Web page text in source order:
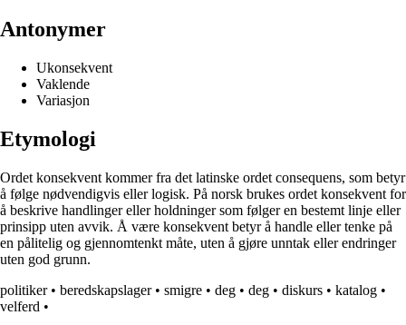
Antonymer
Ukonsekvent
Vaklende
Variasjon
Etymologi
Ordet konsekvent kommer fra det latinske ordet consequens, som betyr
å følge nødvendigvis eller logisk. På norsk brukes ordet konsekvent for
å beskrive handlinger eller holdninger som følger en bestemt linje eller
prinsipp uten avvik. Å være konsekvent betyr å handle eller tenke på
en pålitelig og gjennomtenkt måte, uten å gjøre unntak eller endringer
uten god grunn.
politiker• beredskapslager• smigre • deg • deg • diskurs • katalog •
velferd •